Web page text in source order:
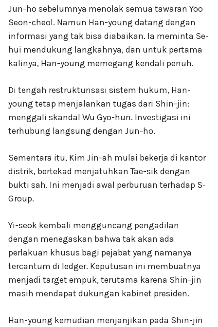
Jun-ho sebelumnya menolak semua tawaran Yoo
Seon-cheol. Namun Han-young datang dengan
informasi yang tak bisa diabaikan. Ia meminta Se-
hui mendukung langkahnya, dan untuk pertama
kalinya, Han-young memegang kendali penuh.
Di tengah restrukturisasi sistem hukum, Han-
young tetap menjalankan tugas dari Shin-jin:
menggali skandal Wu Gyo-hun. Investigasi ini
terhubung langsung dengan Jun-ho.
Sementara itu, Kim Jin-ah mulai bekerja di kantor
distrik, bertekad menjatuhkan Tae-sik dengan
bukti sah. Ini menjadi awal perburuan terhadap S-
Group.
Yi-seok kembali mengguncang pengadilan
dengan menegaskan bahwa tak akan ada
perlakuan khusus bagi pejabat yang namanya
tercantum di ledger. Keputusan ini membuatnya
menjadi target empuk, terutama karena Shin-jin
masih mendapat dukungan kabinet presiden.
Han-young kemudian menjanjikan pada Shin-jin